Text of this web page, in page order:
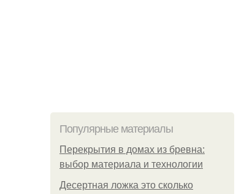
Популярные материалы
Перекрытия в домах из бревна:
выбор материала и технологии
Десертная ложка это сколько